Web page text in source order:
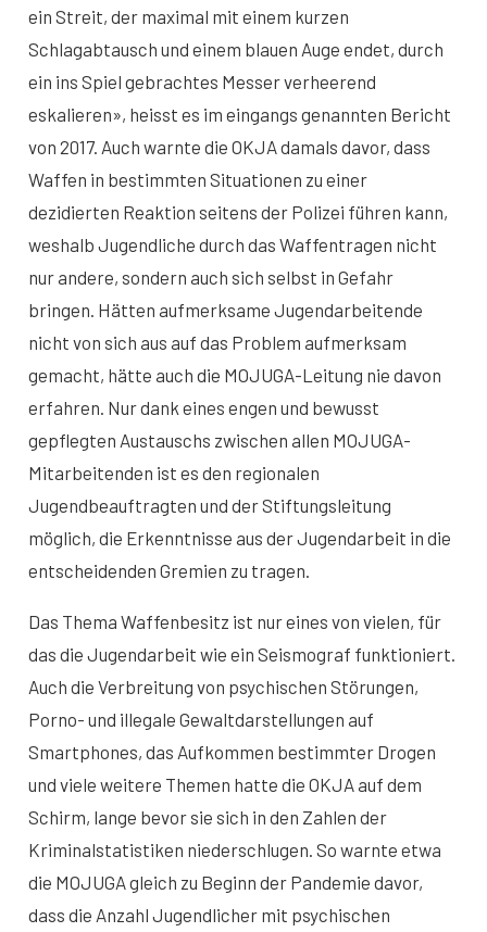
ein Streit, der maximal mit einem kurzen
Schlagabtausch und einem blauen Auge endet, durch
ein ins Spiel gebrachtes Messer verheerend
eskalieren», heisst es im eingangs genannten Bericht
von 2017. Auch warnte die OKJA damals davor, dass
Waffen in bestimmten Situationen zu einer
dezidierten Reaktion seitens der Polizei führen kann,
weshalb Jugendliche durch das Waffentragen nicht
nur andere, sondern auch sich selbst in Gefahr
bringen. Hätten aufmerksame Jugendarbeitende
nicht von sich aus auf das Problem aufmerksam
gemacht, hätte auch die MOJUGA-Leitung nie davon
erfahren. Nur dank eines engen und bewusst
gepflegten Austauschs zwischen allen MOJUGA-
Mitarbeitenden ist es den regionalen
Jugendbeauftragten und der Stiftungsleitung
möglich, die Erkenntnisse aus der Jugendarbeit in die
entscheidenden Gremien zu tragen.
Das Thema Waffenbesitz ist nur eines von vielen, für
das die Jugendarbeit wie ein Seismograf funktioniert.
Auch die Verbreitung von psychischen Störungen,
Porno- und illegale Gewaltdarstellungen auf
Smartphones, das Aufkommen bestimmter Drogen
und viele weitere Themen hatte die OKJA auf dem
Schirm, lange bevor sie sich in den Zahlen der
Kriminalstatistiken niederschlugen. So warnte etwa
die MOJUGA gleich zu Beginn der Pandemie davor,
dass die Anzahl Jugendlicher mit psychischen